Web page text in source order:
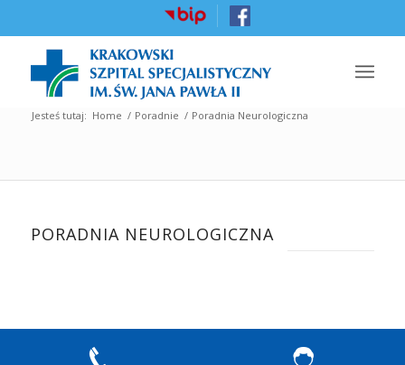
Jesteś tutaj: Home / Poradnie / Poradnia Neurologiczna
PORADNIA NEUROLOGICZNA